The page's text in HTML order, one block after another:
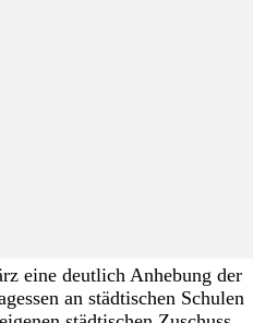
eine deutlich Anhebung der
an städtischen Schulen